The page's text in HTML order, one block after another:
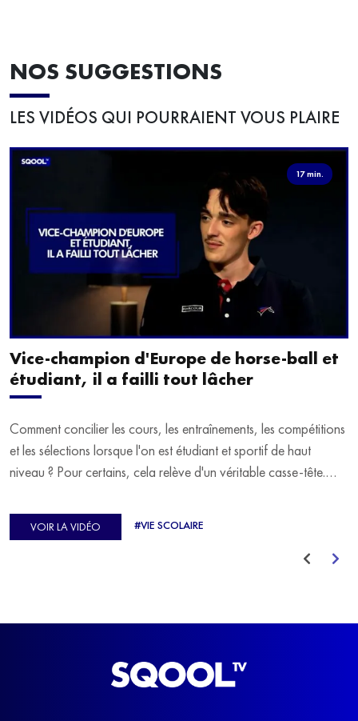
NOS SUGGESTIONS
LES VIDÉOS QUI POURRAIENT VOUS PLAIRE
17 min.
Vice-champion d'Europe de horse-ball et
étudiant, il a failli tout lâcher
Comment concilier les cours, les entraînements, les compétitions
et les sélections lorsque l'on est étudiant et sportif de haut
niveau ? Pour certains, cela relève d'un véritable casse-tête.
d'Europe de Horse-ball, qui a failli abandonner ses études
avant de trouver un nouvel équilibre.
VOIR LA VIDÉO #VIE SCOLAIRE